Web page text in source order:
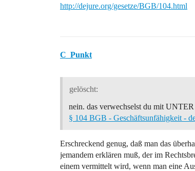
http://dejure.org/gesetze/BGB/104.html
C_Punkt
gelöscht:
nein. das verwechselst du mit UNTER
§ 104 BGB - Geschäftsunfähigkeit -
Erschreckend genug, daß man das
jemandem erklären muß, der im
einem vermittelt wird, wenn man eine